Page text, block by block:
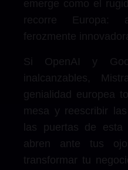
Si OpenAI y
inalcanzables,
genialidad europea
mesa y reescribir
las puertas de esta
abren ante tus
transformar tu